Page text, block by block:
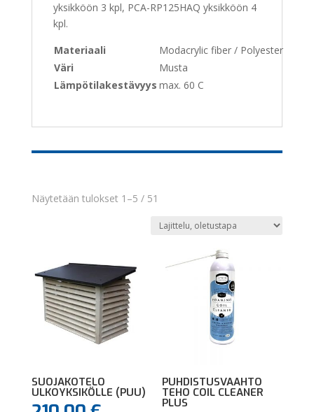
yksikköön 3 kpl, PCA-RP125HAQ yksikköön 4
kpl.
Materiaali
Modacrylic fiber / Polyester
Väri
Musta
Lämpötilakestävyys max. 60 C
Näytetään tulokset 1–5 / 51
SUOJAKOTELO
ULKOYKSIKÖLLE (PUU)
PUHDISTUSVAAHTO
TEHO COIL CLEANER
PLUS